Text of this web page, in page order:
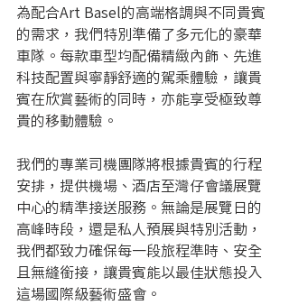
為配合Art Basel的高端格調與不同貴賓
的需求，我們特別準備了多元化的豪華
車隊。每款車型均配備精緻內飾、先進
科技配置與寧靜舒適的駕乘體驗，讓貴
賓在欣賞藝術的同時，亦能享受極致尊
貴的移動體驗。
我們的專業司機團隊將根據貴賓的行程
安排，提供機場、酒店至灣仔會議展覽
中心的精準接送服務。無論是展覽日的
高峰時段，還是私人預展與特別活動，
我們都致力確保每一段旅程準時、安全
且無縫銜接，讓貴賓能以最佳狀態投入
這場國際級藝術盛會。